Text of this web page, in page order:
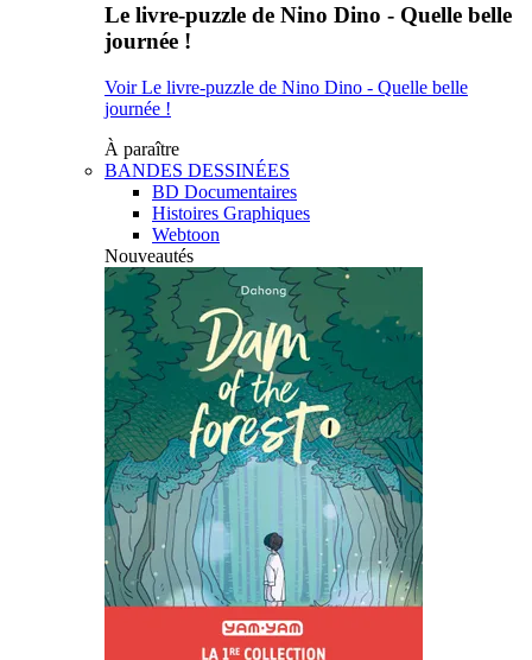
Le livre-puzzle de Nino Dino - Quelle belle
journée !
Voir Le livre-puzzle de Nino Dino - Quelle belle
journée !
À paraître
BANDES DESSINÉES
BD Documentaires
Histoires Graphiques
Webtoon
Nouveautés